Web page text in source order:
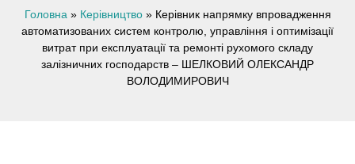
Головна» Керівництво» Керівник напрямку впровадження
автоматизованих систем контролю, управління і оптимізації
витрат при експлуатації та ремонті рухомого складу
залізничних господарств – ШЕЛКОВИЙ ОЛЕКСАНДР
ВОЛОДИМИРОВИЧ